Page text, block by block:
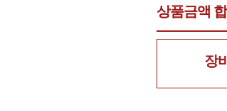
상품금액
장